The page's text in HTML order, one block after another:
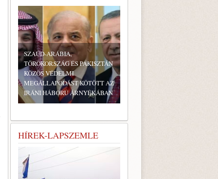
SZAÚD-ARÁBIA,
TÖRÖKORSZÁG ÉS PAKISZTÁN
KÖZÖS VÉDELMI
MEGÁLLAPODÁST KÖTÖTT AZ
IRÁNI HÁBORÚ ÁRNYÉKÁBAN
HÍREK-LAPSZEMLE